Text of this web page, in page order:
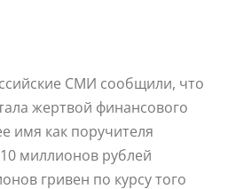
СМИ сообщили, что
жертвой финансового
имя как поручителя
миллионов рублей
гривен по курсу того